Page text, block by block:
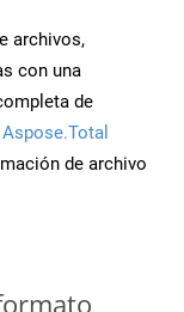
archivos,
con una
de
Aspose.Total
de archivo